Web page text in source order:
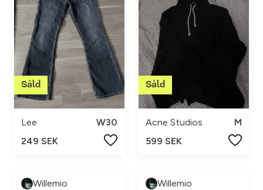
Lee
W30
249 SEK
Acne Studios
M
599 SEK
Willemio Willemio